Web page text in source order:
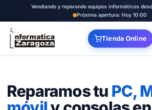
Vendiendo y reparando equipos informáticos
Próxima apertura: Hoy 10:00
Tienda Online
Reparamos tu PC,